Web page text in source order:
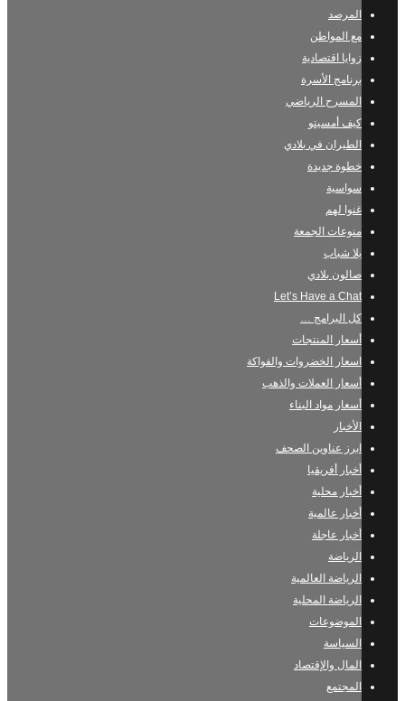
المرصد
مع المواطن
زوايا اقتصادية
برنامج الأسرة
المسرح الرياضي
كيف أمسيتو
الطيران في بلادي
خطوة جديدة
سواسية
غنوا لهم
منوعات الجمعة
يلا شباب
صالون بلادي
Let’s Have a Chat
كل البرامج …
أسعار المنتجات
اسعار الخضروات والفواكة
أسعار العملات والذهب
أسعار مواد البناء
الأخبار
ابرز عناوين الصحف
أخبار أفريقيا
أخبار محلية
أخبار عالمية
أخبار عاجلة
الرياضة
الرياضة العالمية
الرياضة المحلية
الموضوعات
السياسة
المال والإقتصاد
المجتمع